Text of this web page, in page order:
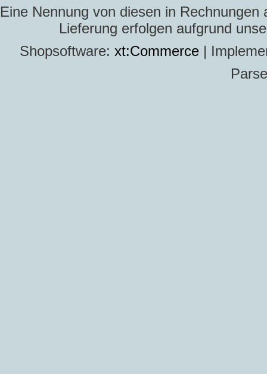
Eine Nennung von diesen in
Lieferung erfolgen aufgrund
Shopsoftware: xt:Commerce |